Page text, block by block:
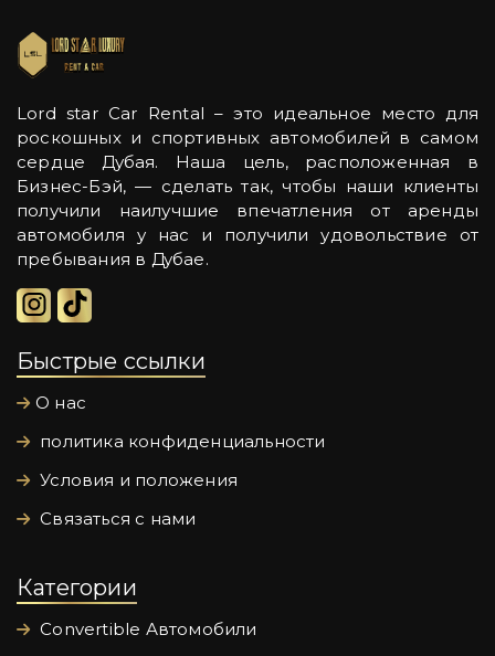
Lord star Car Rental – это идеальное место для
роскошных и спортивных автомобилей в самом
сердце Дубая. Наша цель, расположенная в
Бизнес-Бэй, — сделать так, чтобы наши клиенты
получили наилучшие впечатления от аренды
автомобиля у нас и получили удовольствие от
пребывания в Дубае.
Быстрые ссылки
О нас
политика конфиденциальности
Условия и положения
Связаться с нами
Категории
Convertible Автомобили